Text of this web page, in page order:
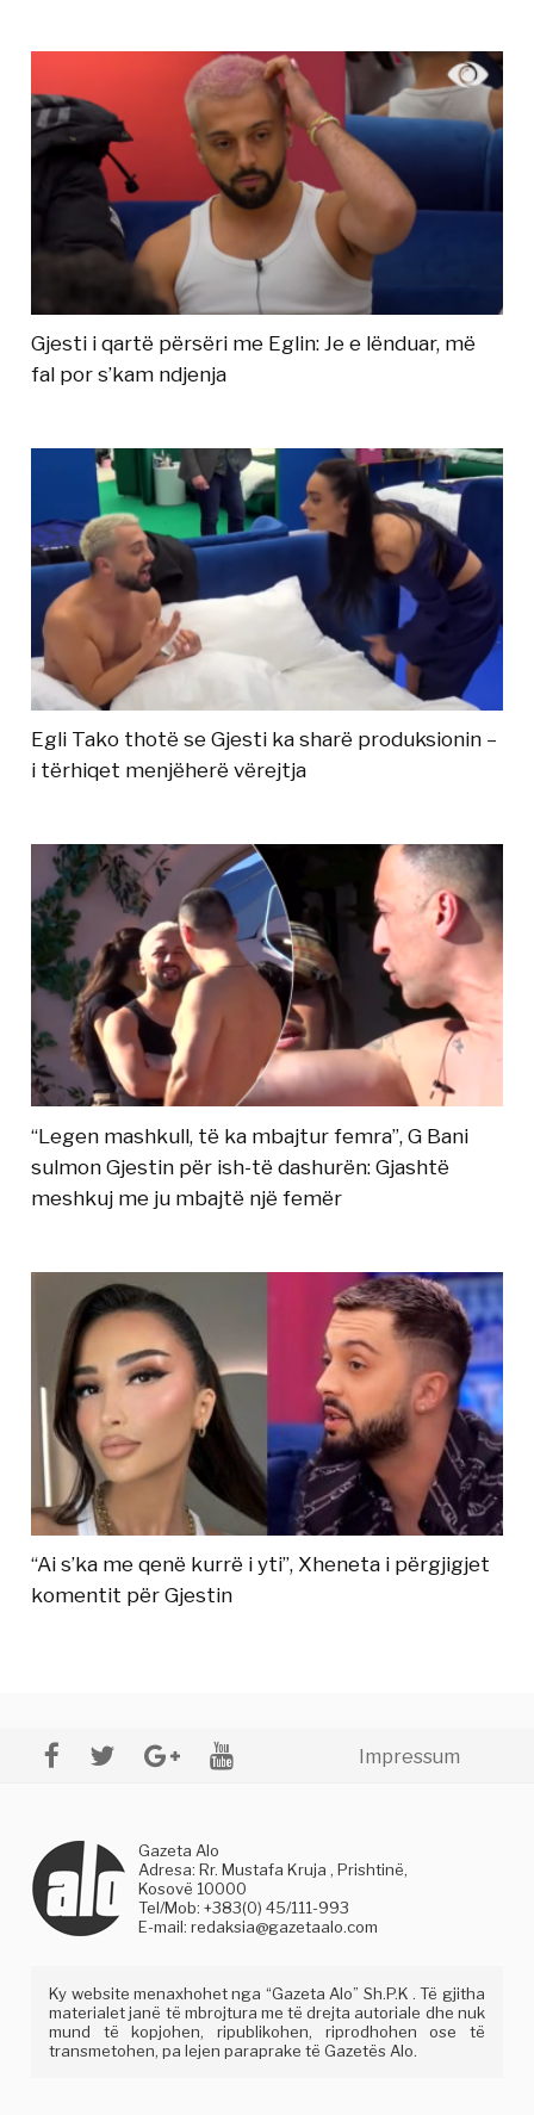
Gjesti i qartë përsëri me Eglin: Je e lënduar, më
fal por s’kam ndjenja
Egli Tako thotë se Gjesti ka sharë produksionin –
i tërhiqet menjëherë vërejtja
“Legen mashkull, të ka mbajtur femra”, G Bani
sulmon Gjestin për ish-të dashurën: Gjashtë
meshkuj me ju mbajtë një femër
“Ai s’ka me qenë kurrë i yti”, Xheneta i përgjigjet
komentit për Gjestin
Impressum
Gazeta Alo
Adresa: Rr. Mustafa Kruja , Prishtinë,
Kosovë 10000
Tel/Mob: +383(0) 45/111-993
E-mail:redaksia@gazetaalo.com
Ky website menaxhohet nga “Gazeta Alo” Sh.P.K . Të gjitha
materialet janë të mbrojtura me të drejta autoriale dhe nuk
mund të kopjohen, ripublikohen, riprodhohen ose të
transmetohen, pa lejen paraprake të Gazetës Alo.